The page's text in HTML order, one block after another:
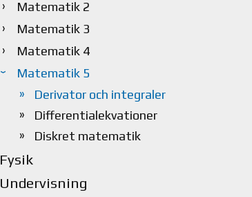
Matematik 2
Matematik 3
Matematik 4
Matematik 5
Derivator och integraler
Differentialekvationer
Diskret matematik
Fysik
Undervisning